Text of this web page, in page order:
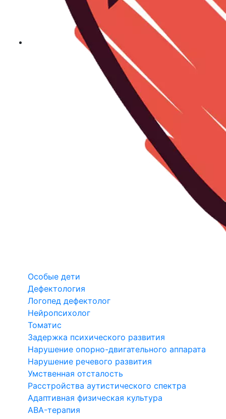
Особые дети
Дефектология
Логопед дефектолог
Нейропсихолог
Томатис
Задержка психического развития
Нарушение опорно-двигательного аппарата
Нарушение речевого развития
Умственная отсталость
Расстройства аутистического спектра
Адаптивная физическая культура
ABA-терапия